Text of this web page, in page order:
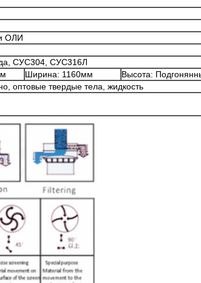
ОЛИ
СУС304, СУС316Л
Ширина: 1160мм
Высота:
оптовые твердые тела, жидкость